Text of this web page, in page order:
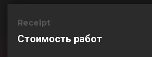
Receipt
Стоимость работ